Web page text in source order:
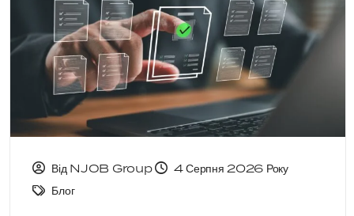
Від NJOB Group
4 Серпня 2026 Року
Блог